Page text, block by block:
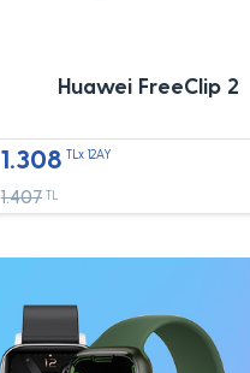
Huawei FreeClip 2
1.308 TLx 12AY
1.407 TL